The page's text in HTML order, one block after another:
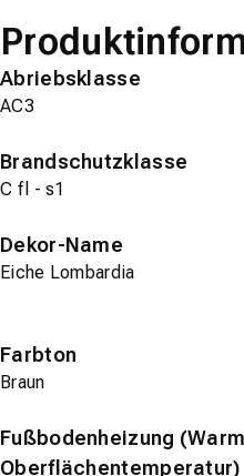
Abriebsklasse
AC3
Brandschutzklasse
C fl - s1
Dekor-Name
Eiche Lombardia
Farbton
Braun
Fußbodenheizung
Oberflächentemperatur)